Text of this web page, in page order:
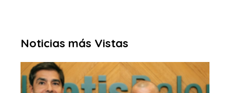
Noticias más Vistas